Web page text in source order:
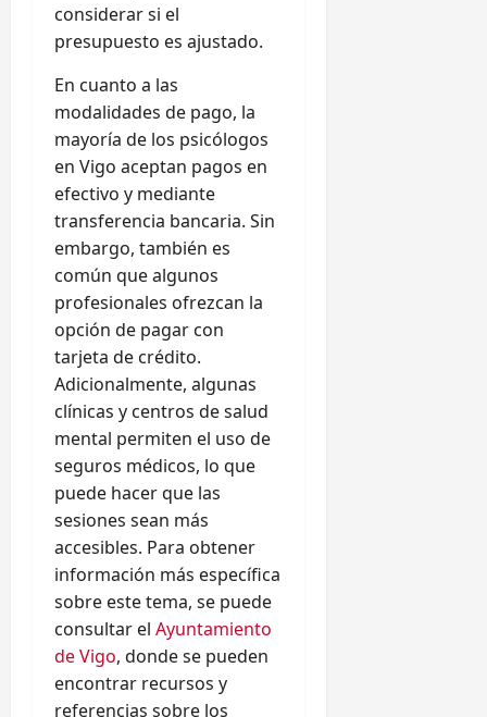
considerar si el
presupuesto es ajustado.
En cuanto a las
modalidades de pago, la
mayoría de los psicólogos
en Vigo aceptan pagos en
efectivo y mediante
transferencia bancaria. Sin
embargo, también es
común que algunos
profesionales ofrezcan la
opción de pagar con
tarjeta de crédito.
Adicionalmente, algunas
clínicas y centros de salud
mental permiten el uso de
seguros médicos, lo que
puede hacer que las
sesiones sean más
accesibles. Para obtener
información más específica
sobre este tema, se puede
consultar el Ayuntamiento
de Vigo, donde se pueden
encontrar recursos y
referencias sobre los